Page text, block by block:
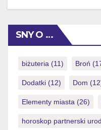
navigating this vibrant
casinos operate, the
SNY O …
biżuteria (11) Broń
Dodatki (12) Dom
Elementy miasta (26)
horoskop partnerski